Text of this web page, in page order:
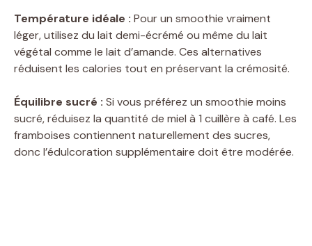
e
o
Température idéale : Pour un smoothie vraiment
léger, utilisez du lait demi-écrémé ou même du lait
végétal comme le lait d’amande. Ces alternatives
réduisent les calories tout en préservant la crémosité.
Équilibre sucré : Si vous préférez un smoothie moins
sucré, réduisez la quantité de miel à 1 cuillère à café. Les
framboises contiennent naturellement des sucres,
donc l’édulcoration supplémentaire doit être modérée.